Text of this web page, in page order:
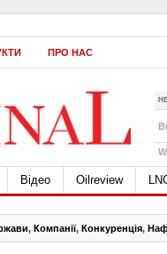
ПРО НАС
Відео Oilreview
, Компанії, Конкуренція,